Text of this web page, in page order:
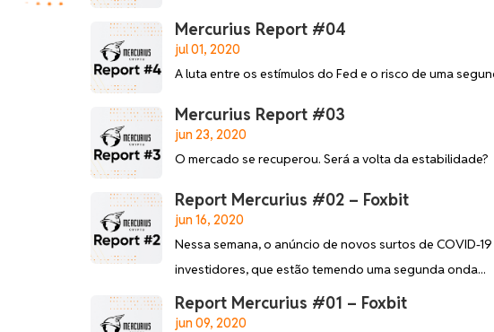
Mercurius Report #04
jul 01, 2020
A luta entre os estímulos do Fed e o risco de uma
Mercurius Report #03
jun 23, 2020
O mercado se recuperou. Será a volta da estabilidade?
Report Mercurius #02 – Foxbit
jun 16, 2020
Nessa semana, o anúncio de novos surtos de COVID-
investidores, que estão temendo uma segunda onda...
Report Mercurius #01 – Foxbit
jun 09, 2020